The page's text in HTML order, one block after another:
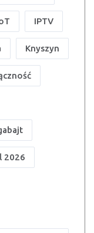
IPTV
Knyszyn
2026